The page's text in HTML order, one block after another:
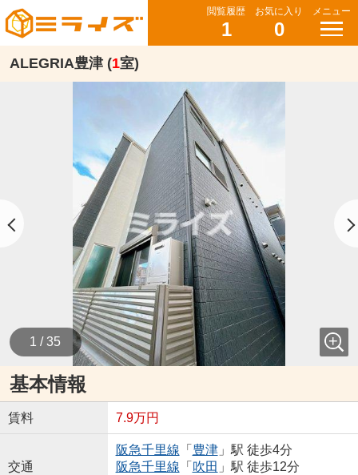
閲覧履歴
1
お気に入り
0
メニュー
ALEGRIA豊津 (1室)
1 / 35
基本情報
賃料 7.9万円
交通
阪急千里線 「 豊津」駅 徒歩4分
阪急千里線 「 吹田 」駅 徒歩12分